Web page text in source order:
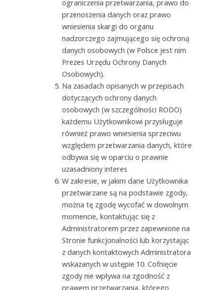
ograniczenia przetwarzania, prawo do
przenoszenia danych oraz prawo
wniesienia skargi do organu
nadzorczego zajmującego się ochroną
danych osobowych (w Polsce jest nim
Prezes Urzędu Ochrony Danych
Osobowych).
Na zasadach opisanych w przepisach
dotyczących ochrony danych
osobowych (w szczególności RODO)
każdemu Użytkownikowi przysługuje
również prawo wniesienia sprzeciwu
względem przetwarzania danych, które
odbywa się w oparciu o prawnie
uzasadniony interes
W zakresie, w jakim dane Użytkownika
przetwarzane są na podstawie zgody,
można tę zgodę wycofać w dowolnym
momencie, kontaktując się z
Administratorem przez zapewnione na
Stronie funkcjonalności lub korzystając
z danych kontaktowych Administratora
wskazanych w ustępie 10. Cofnięcie
zgody nie wpływa na zgodność z
prawem przetwarzania, którego